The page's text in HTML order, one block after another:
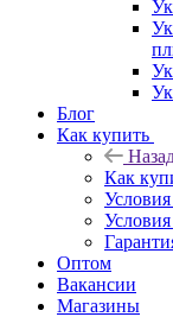
Блог
Как купить
Как
Оптом
Вакансии
Магазины